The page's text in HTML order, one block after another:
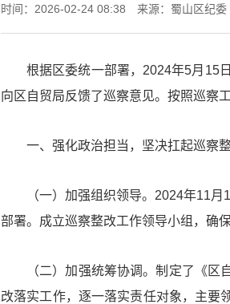
时间：2026-02-24 08:38 来源：蜀山区纪委
根据区委统一部署，2024年5月15
向区自贸局反馈了巡察意见。按照巡察
一、强化政治担当，坚决扛起巡察
（一）加强组织领导。2024年11
部署。成立巡察整改工作领导小组，确
（二）加强统筹协调。制定了《
改落实工作，逐一落实责任对象，主要